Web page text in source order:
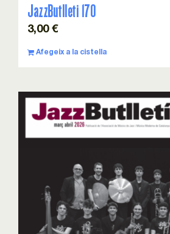
JazzButlleti 170
3,00 €
Afegeix a la cistella